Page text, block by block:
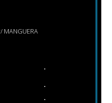
MANGUERA
.
.
.